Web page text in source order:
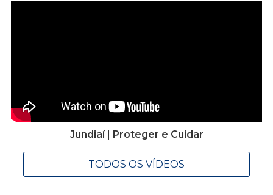
Jundiaí | Proteger e Cuidar
TODOS OS VÍDEOS